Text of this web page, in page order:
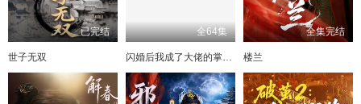
已完结
世子无双
全64集
闪婚后我成了大佬的掌中之物
全集完结
楼兰